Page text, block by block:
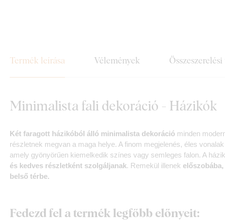
Termék leírása Vélemények
Minimalista fali dekoráció - Házikók
Két faragott házikóból álló minimalista dekoráció minden
részletnek megvan a maga helye. A finom megjelenés, éles
amely gyönyörűen kiemelkedik színes vagy semleges falon. A
és kedves részletként szolgáljanak. Remekül illenek
belső térbe.
Fedezd fel a termék legfőbb előnyeit: